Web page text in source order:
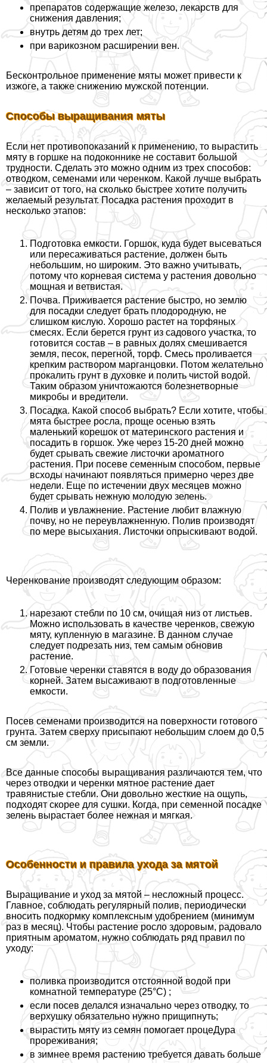
препаратов содержащие железо, лекарств для
снижения давления;
внутрь детям до трех лет;
при варикозном расширении вен.
Бесконтрольное применение мяты может привести к
изжоге, а также снижению мужской потенции.
Способы выращивания мяты
Если нет противопоказаний к применению, то вырастить
мяту в горшке на подоконнике не составит большой
трудности. Сделать это можно одним из трех способов:
отводком, семенами или черенком. Какой лучше выбрать
– зависит от того, на сколько быстрее хотите получить
желаемый результат. Посадка растения проходит в
несколько этапов:
Подготовка емкости. Горшок, куда будет высеваться
или пересаживаться растение, должен быть
небольшим, но широким. Это важно учитывать,
потому что корневая система у растения довольно
мощная и ветвистая.
Почва. Приживается растение быстро, но землю
для посадки следует брать плодородную, не
слишком кислую. Хорошо растет на торфяных
смесях. Если берется грунт из садового участка, то
готовится состав – в равных долях смешивается
земля, песок, перегной, торф. Смесь проливается
крепким раствором марганцовки. Потом желательно
прокалить грунт в духовке и полить чистой водой.
Таким образом уничтожаются болезнетворные
микробы и вредители.
Посадка. Какой способ выбрать? Если хотите, чтобы
мята быстрее росла, проще осенью взять
маленький корешок от материнского растения и
посадить в горшок. Уже через 15-20 дней можно
будет срывать свежие листочки ароматного
растения. При посеве семенным способом, первые
всходы начинают появляться примерно через две
недели. Еще по истечении двух месяцев можно
будет срывать нежную молодую зелень.
Полив и увлажнение. Растение любит влажную
почву, но не переувлажненную. Полив производят
по мере высыхания. Листочки опрыскивают водой.
Черенкование производят следующим образом:
нарезают стeбли по 10 см, очищая низ от листьев.
Можно использовать в качестве черенков, свежую
мяту, купленную в магазине. В данном случае
следует подрезать низ, тем самым обновив
растение.
Готовые черенки ставятся в воду до образования
корней. Затем высаживают в подготовленные
емкости.
Посев семенами производится на поверхности готового
грунта. Затем сверху присыпают небольшим слоем до 0,5
см земли.
Все данные способы выращивания различаются тем, что
через отводки и черенки мятное растение дает
травянистые стeбли. Они довольно жесткие на ощупь,
подходят скорее для сушки. Когда, при семенной посадке
зелень вырастает более нежная и мягкая.
Особенности и правила ухода за мятой
Выращивание и уход за мятой – несложный процесс.
Главное, соблюдать регулярный полив, периодически
вносить подкормку комплексным удобрением (минимум
раз в месяц). Чтобы растение росло здоровым, радовало
приятным ароматом, нужно соблюдать ряд правил по
уходу:
поливка производится отстоянной водой при
комнатной температуре (25°C) ;
если посев делался изначально через отводку, то
верхушку обязательно нужно прищипнуть;
вырастить мяту из семян помогает процеДypa
прореживания;
в зимнее время растению требуется давать больше